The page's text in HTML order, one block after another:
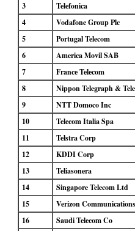
3
Telefonica
4
Vodafone Group Plc
5
Portugal Telecom
6
America Movil SAB
7
France Telecom
8
Nippon Telegraph &
9
NTT Domoco Inc
10
Telecom Italia Spa
11
Telstra Corp
12
KDDI Corp
13
Teliasonera
14
Singapore Telecom Ltd
15
Verizon Communications
16
Saudi Telecom Co